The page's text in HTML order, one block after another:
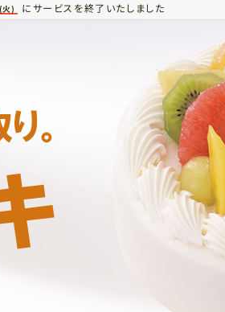
火) にサービスを終了いたしました